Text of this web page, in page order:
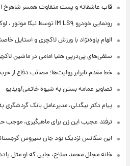
قاب عاشقانه و پست متفاوت همسر شاهرخ
رونمایی خودرو IM LS۹ توسط نیکا موتور ، لوکس ترین شاسی بلند EREV در ایران
الهام پاوه‌نژاد با ورزش لاکچری و استایل
سلفی‌های پی‌درپی هلیا امامی در ماشین
خط مقدم نابرابر روایت‌ها؛ مصائب دفاع از
تصاویر عمامه بستن به شیوه خاتمی/ویدیو
پیام دکتر بیگدلی، مدیرعامل بانک گردشگری
ترفند عجیب این زن برای ماهیگیری، موجب
این سکانس نزدیک بود جان سیروس گرجستانی
خانه مجلل محمد صلاح، جایی که او مثل